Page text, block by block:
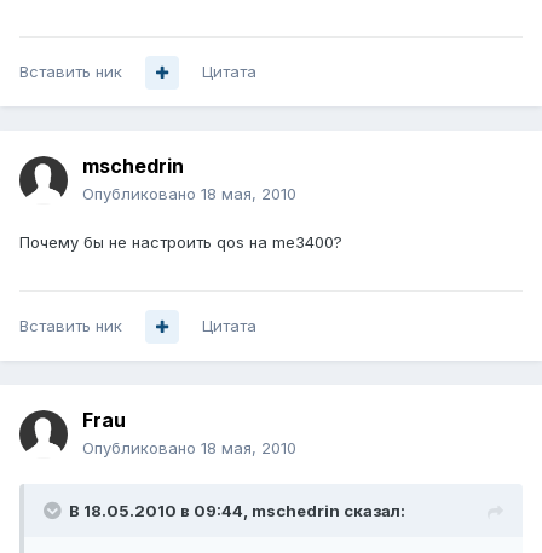
Вставить ник Цитата
mschedrin
Опубликовано 18 мая, 2010
Почему бы не настроить qos на me3400?
Вставить ник Цитата
Frau
Опубликовано 18 мая, 2010
В 18.05.2010 в 09:44, mschedrin сказал: